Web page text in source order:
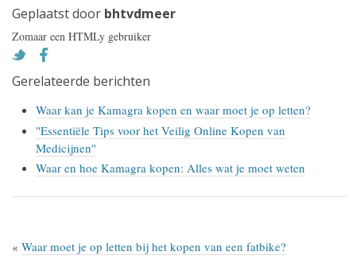
Geplaatst door bhtvdmeer
Zomaar een HTMLy gebruiker
Gerelateerde berichten
Waar kan je Kamagra kopen en waar moet je op letten?
"Essentiële Tips voor het Veilig Online Kopen van
Medicijnen"
Waar en hoe Kamagra kopen: Alles wat je moet weten
« Waar moet je op letten bij het kopen van een fatbike?